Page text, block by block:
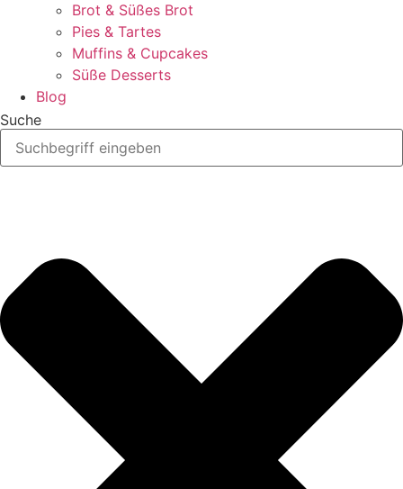
Brot & Süßes Brot
Pies & Tartes
Muffins & Cupcakes
Süße Desserts
Blog
Suche